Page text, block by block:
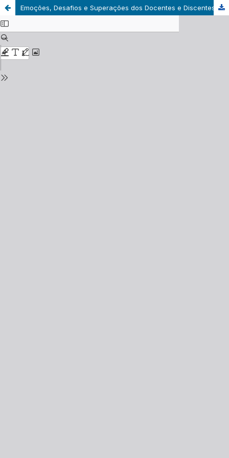
Emoções, Desafios e Superações dos Docentes e Discentes no Cotidiano da Educação Básica no Cenário de Pandemia e Pós-Pandemia